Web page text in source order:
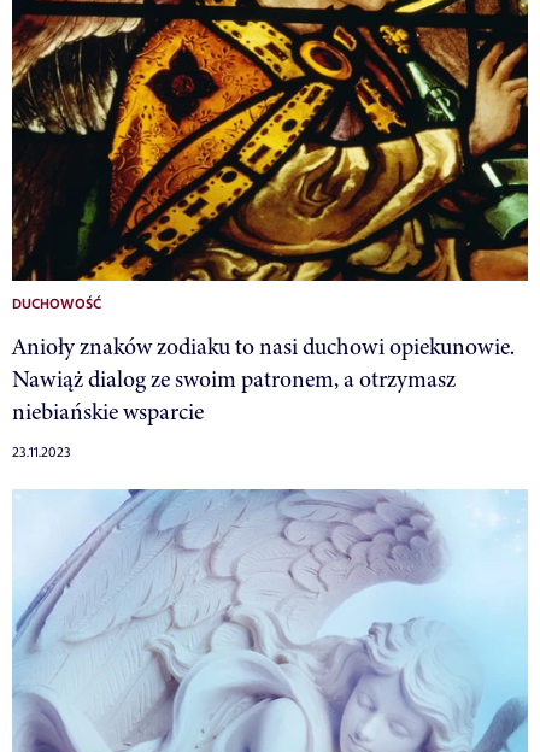
DUCHOWOŚĆ
Anioły znaków zodiaku to nasi duchowi opiekunowie.
Nawiąż dialog ze swoim patronem, a otrzymasz
niebiańskie wsparcie
23.11.2023